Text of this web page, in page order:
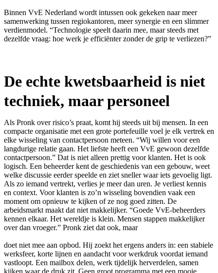
Binnen VvE Nederland wordt intussen ook gekeken naar meer
samenwerking tussen regiokantoren, meer synergie en een slimmer
verdienmodel. “Technologie speelt daarin mee, maar steeds met
dezelfde vraag: hoe werk je efficiënter zonder de grip te verliezen?”
De echte kwetsbaarheid is niet
techniek, maar personeel
Als Pronk over risico’s praat, komt hij steeds uit bij mensen. In een
compacte organisatie met een grote portefeuille voel je elk vertrek en
elke wisseling van contactpersoon meteen. “Wij willen voor een
langdurige relatie gaan. Het liefste heeft een VvE gewoon dezelfde
contactpersoon.” Dat is niet alleen prettig voor klanten. Het is ook
logisch. Een beheerder kent de geschiedenis van een gebouw, weet
welke discussie eerder speelde en ziet sneller waar iets gevoelig ligt.
Als zo iemand vertrekt, verlies je meer dan uren. Je verliest kennis
en context. Voor klanten is zo’n wisseling bovendien vaak een
moment om opnieuw te kijken of ze nog goed zitten. De
arbeidsmarkt maakt dat niet makkelijker. “Goede VvE-beheerders
kennen elkaar. Het wereldje is klein. Mensen stappen makkelijker
over dan vroeger.” Pronk ziet dat ook, maar
doet niet mee aan opbod. Hij zoekt het ergens anders in: een stabiele
werksfeer, korte lijnen en aandacht voor werkdruk voordat iemand
vastloopt. Een mailbox delen, werk tijdelijk herverdelen, samen
kijken waar de druk zit. Geen groot programma met een mooie